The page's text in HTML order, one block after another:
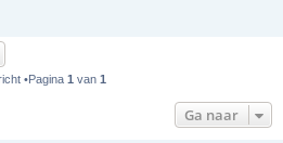
•Pagina 1 van 1
Ga naar